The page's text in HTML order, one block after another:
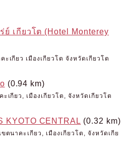
ย์ เกียวโต (Hotel Monterey
เกียว เมืองเกียวโต จังหวัดเกียวโต
(0.94 km)
เกียว, เมืองเกียวโต, จังหวัดเกียวโต
KYOTO CENTRAL (0.32 km)
ตนาคะเกียว, เมืองเกียวโต, จังหวัดเกีย